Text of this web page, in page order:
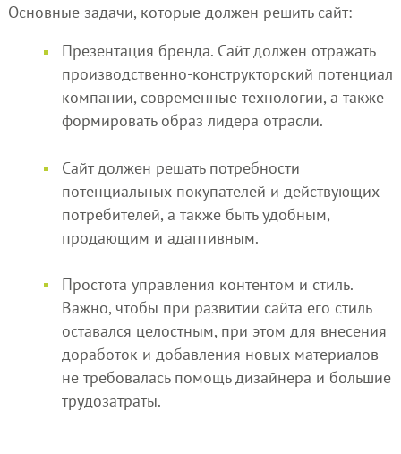
Основные задачи, которые должен решить сайт:
Презентация бренда. Сайт должен отражать
производственно-конструкторский потенциал
компании, современные технологии, а также
формировать образ лидера отрасли.
Сайт должен решать потребности
потенциальных покупателей и действующих
потребителей, а также быть удобным,
продающим и адаптивным.
Простота управления контентом и стиль.
Важно, чтобы при развитии сайта его стиль
оставался целостным, при этом для внесения
доработок и добавления новых материалов
не требовалась помощь дизайнера и большие
трудозатраты.